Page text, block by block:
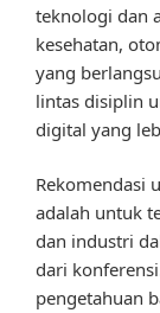
teknologi dan
kesehatan,
yang
lintas disiplin
digital yang
Rekomendasi
adalah untuk
dan industri
dari
pengetahuan